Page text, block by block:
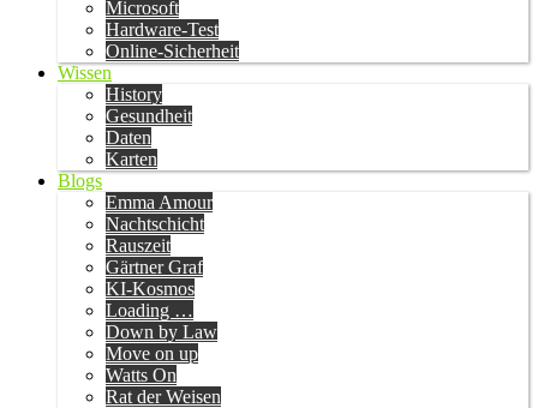
Microsoft
Hardware-Test
Online-Sicherheit
Wissen
History
Gesundheit
Daten
Karten
Blogs
Emma Amour
Nachtschicht
Rauszeit
Gärtner Graf
KI-Kosmos
Loading …
Down by Law
Move on up
Watts On
Rat der Weisen